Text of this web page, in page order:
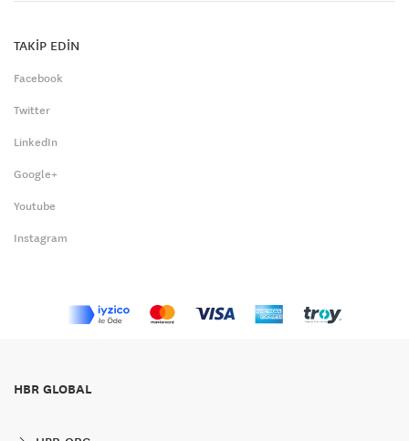
TAKİP EDİN
Facebook
Twitter
LinkedIn
Google+
Youtube
Instagram
HBR GLOBAL